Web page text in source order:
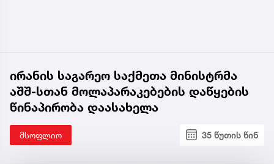
ირანის საგარეო საქმეთა მინისტრმა
აშშ-სთან მოლაპარაკებების დაწყების
წინაპირობა დაასახელა
მსოფლიო 35 წუთის წინ